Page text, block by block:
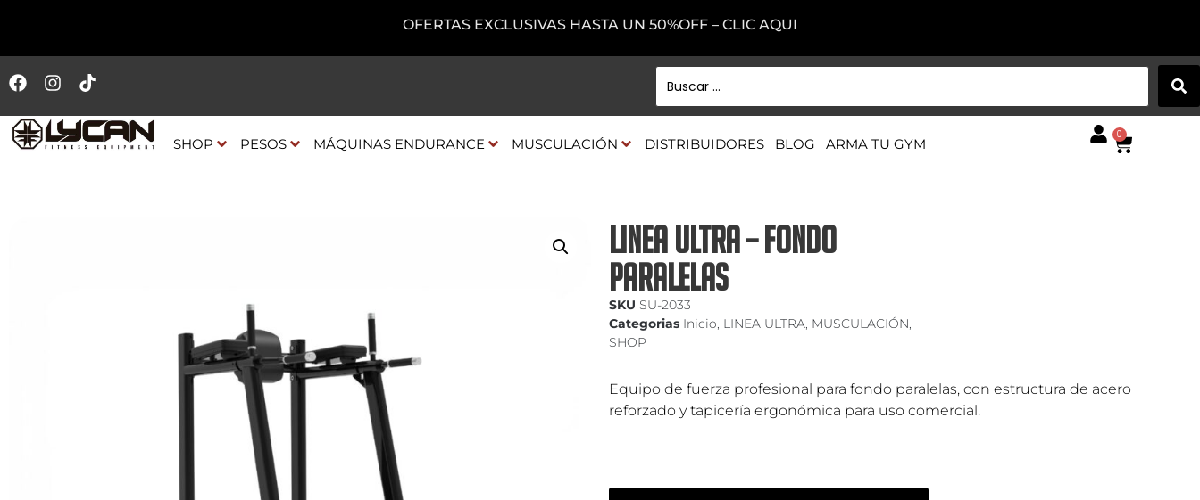
OFERTAS EXCLUSIVAS HASTA UN 50%OFF – CLIC AQUI
SHOP PESOS MÁQUINAS ENDURANCE MUSCULACIÓN DISTRIBUIDORES BLOG ARMA TU GYM
0
LINEA ULTRA – FONDO
PARALELAS
SKU SU-2033
Categorias Inicio, LINEA ULTRA, MUSCULACIÓN,
SHOP
Equipo de fuerza profesional para fondo paralelas, con estructura de acero
reforzado y tapicería ergonómica para uso comercial.